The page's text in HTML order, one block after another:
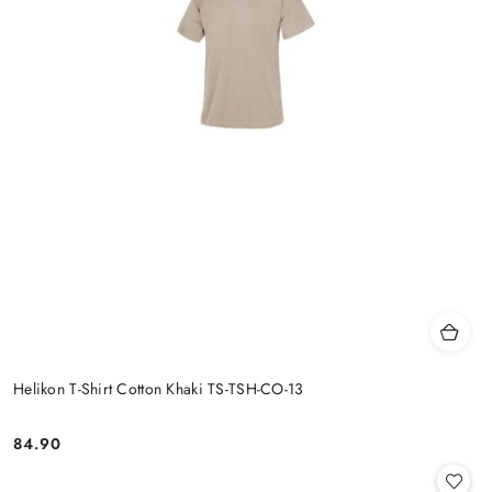
Helikon T-Shirt Cotton Khaki TS-TSH-CO-13
Cena:
84.90